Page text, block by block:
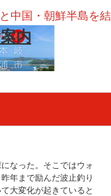
内
中国・朝鮮半島を結
なった。そこではウォ
年まで励んだ波止釣り
大変化が起きていると